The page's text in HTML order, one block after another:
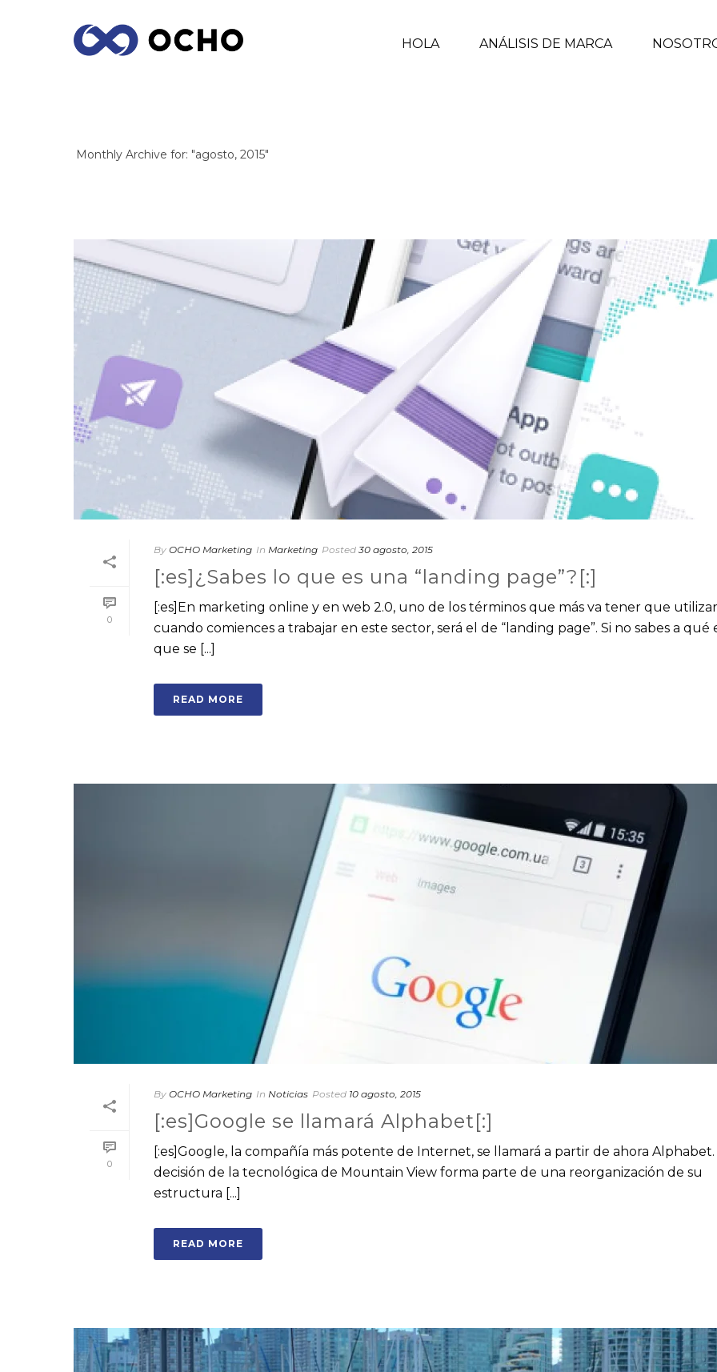
HOLA ANÁLISIS DE MARCA
Monthly Archive for: "agosto, 2015"
0
By OCHO Marketing In Marketing Posted 30 agosto, 2015
[:es]¿Sabes lo que es una “landing page”?[:]
[:es]En marketing online y en web 2.0, uno de los términos que más va tener que utilizar
cuando comiences a trabajar en este sector, será el de “landing page”. Si no sabes a qué
que se [...]
READ MORE
0
By OCHO Marketing In Noticias Posted 10 agosto, 2015
[:es]Google se llamará Alphabet[:]
[:es]Google, la compañía más potente de Internet, se llamará a partir de ahora Alphabet.
decisión de la tecnológica de Mountain View forma parte de una reorganización de su
estructura [...]
READ MORE